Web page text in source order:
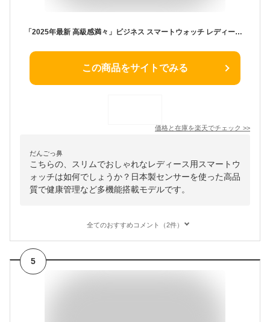
「2025年最新 高級感満々」ビジネス スマートウォッチ レディース メンズ 腕時計 ブレスレット スマートブレスレット おしゃれ 日本製センサー 日本語 ios android 歩数計 心拍計 計測 健康管理 モニター 運動記録 SNS LINE 着信通知 音楽 防水 プレゼント
この商品をサイトでみる
価格と在庫を楽天でチェック >>
だんごっ鼻
こちらの、スリムでおしゃれなレディース用スマートウ
ォッチは如何でしょうか？日本製センサーを使った高品
質で健康管理など多機能搭載モデルです。
全てのおすすめコメント（2件）
5